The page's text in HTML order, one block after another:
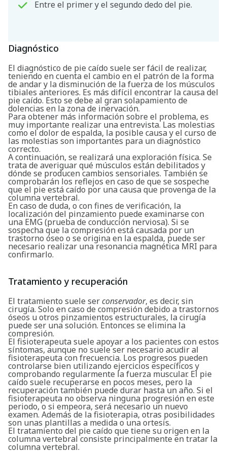
Buscar
Entre el primer y el segundo dedo del pie.
Diagnóstico
El diagnóstico de pie caído suele ser fácil de realizar,
teniendo en cuenta el cambio en el patrón de la forma
de andar y la disminución de la fuerza de los músculos
tibiales anteriores. Es más difícil encontrar la causa del
pie caído. Esto se debe al gran solapamiento de
dolencias en la zona de inervación.
Para obtener más información sobre el problema, es
muy importante realizar una entrevista. Las molestias
como el dolor de espalda, la posible causa y el curso de
las molestias son importantes para un diagnóstico
correcto.
A continuación, se realizará una exploración física. Se
trata de averiguar qué músculos están debilitados y
dónde se producen cambios sensoriales. También se
comprobarán los reflejos en caso de que se sospeche
que el pie está caído por una causa que provenga de la
columna vertebral.
En caso de duda, o con fines de verificación, la
localización del pinzamiento puede examinarse con
una EMG (prueba de conducción nerviosa). Si se
sospecha que la compresión está causada por un
trastorno óseo o se origina en la espalda, puede ser
necesario realizar una resonancia magnética MRI para
confirmarlo.
Tratamiento y recuperación
El tratamiento suele serconservador, es decir, sin
cirugía. Solo en caso de compresión debido a trastornos
óseos u otros pinzamientos estructurales, la cirugía
puede ser una solución. Entonces se elimina la
compresión.
El fisioterapeuta suele apoyar a los pacientes con estos
síntomas, aunque no suele ser necesario acudir al
fisioterapeuta con frecuencia. Los progresos pueden
controlarse bien utilizando ejercicios específicos y
comprobando regularmente la fuerza muscular. El pie
caído suele recuperarse en pocos meses, pero la
recuperación también puede durar hasta un año. Si el
fisioterapeuta no observa ninguna progresión en este
periodo, o si empeora, será necesario un nuevo
examen. Además de la fisioterapia, otras posibilidades
son unas plantillas a medida o una ortesis.
El tratamiento del pie caído que tiene su origen en la
columna vertebral consiste principalmente en tratar la
columna vertebral.